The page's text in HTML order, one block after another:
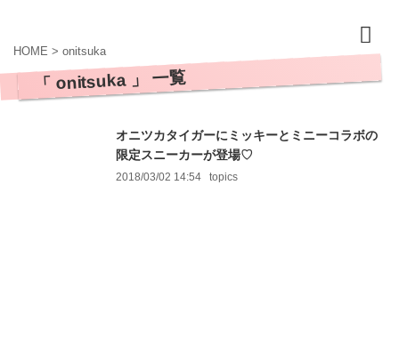
HOME > onitsuka
「 onitsuka 」 一覧
オニツカタイガーにミッキーとミニーコラボの
限定スニーカーが登場♡
2018/03/02 14:54 topics